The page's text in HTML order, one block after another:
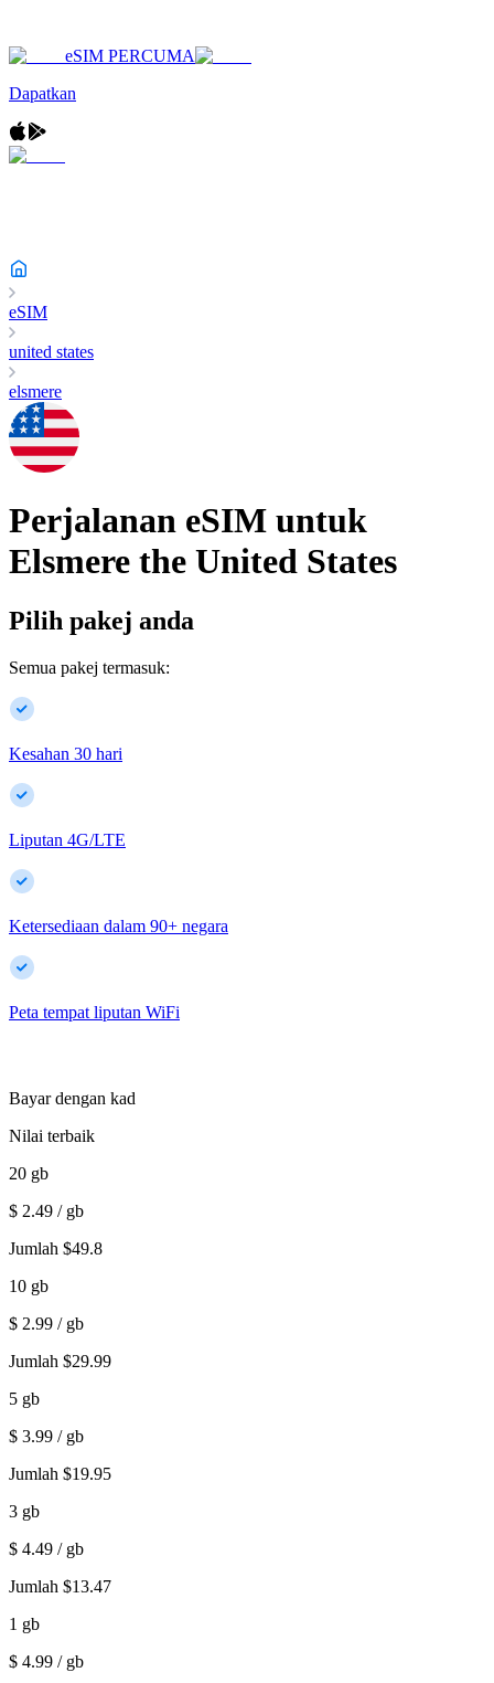
eSIM PERCUMA
Dapatkan
eSIM
united states
elsmere
Perjalanan eSIM untuk
Elsmere the United States
Pilih pakej anda
Semua pakej termasuk:
Kesahan 30 hari
Liputan 4G/LTE
Ketersediaan dalam 90+ negara
Peta tempat liputan WiFi
Bayar dengan kad
Nilai terbaik
20 gb
$ 2.49 / gb
Jumlah $49.8
10 gb
$ 2.99 / gb
Jumlah $29.99
5 gb
$ 3.99 / gb
Jumlah $19.95
3 gb
$ 4.49 / gb
Jumlah $13.47
1 gb
$ 4.99 / gb